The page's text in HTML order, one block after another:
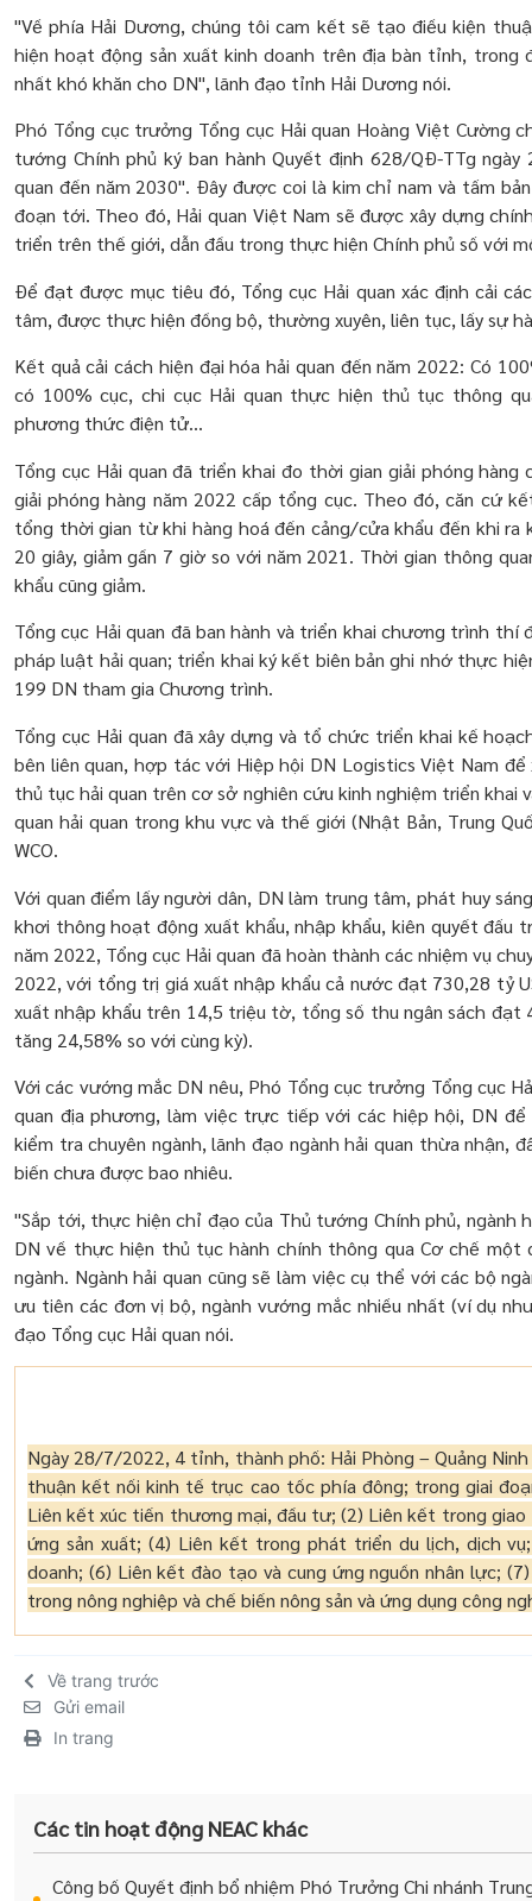
"Về phía Hải Dương, chúng tôi cam kết sẽ tạo điều kiện
hiện hoạt động sản xuất kinh doanh trên địa bàn tỉnh,
nhất khó khăn cho DN", lãnh đạo tỉnh Hải Dương nói.
Phó Tổng cục trưởng Tổng cục Hải quan Hoàng Việt Cường
tướng Chính phủ ký ban hành Quyết định 628/QĐ-TTg
quan đến năm 2030". Đây được coi là kim chỉ nam và tấm
đoạn tới. Theo đó, Hải quan Việt Nam sẽ được xây dựng
triển trên thế giới, dẫn đầu trong thực hiện Chính phủ số với
Để đạt được mục tiêu đó, Tổng cục Hải quan xác định cải
tâm, được thực hiện đồng bộ, thường xuyên, liên tục, lấy sự
Kết quả cải cách hiện đại hóa hải quan đến năm 2022: Có
có 100% cục, chi cục Hải quan thực hiện thủ tục thông
phương thức điện tử...
Tổng cục Hải quan đã triển khai đo thời gian giải phóng
giải phóng hàng năm 2022 cấp tổng cục. Theo đó, căn cứ
tổng thời gian từ khi hàng hoá đến cảng/cửa khẩu đến khi
20 giây, giảm gần 7 giờ so với năm 2021. Thời gian thông
khẩu cũng giảm.
Tổng cục Hải quan đã ban hành và triển khai chương trình
pháp luật hải quan; triển khai ký kết biên bản ghi nhớ thực
199 DN tham gia Chương trình.
Tổng cục Hải quan đã xây dựng và tổ chức triển khai kế
bên liên quan, hợp tác với Hiệp hội DN Logistics Việt Nam
thủ tục hải quan trên cơ sở nghiên cứu kinh nghiệm triển khai
quan hải quan trong khu vực và thế giới (Nhật Bản, Trung
WCO.
Với quan điểm lấy người dân, DN làm trung tâm, phát huy
khơi thông hoạt động xuất khẩu, nhập khẩu, kiên quyết đấu
năm 2022, Tổng cục Hải quan đã hoàn thành các nhiệm vụ
2022, với tổng trị giá xuất nhập khẩu cả nước đạt 730,28 tỷ
xuất nhập khẩu trên 14,5 triệu tờ, tổng số thu ngân sách
tăng 24,58% so với cùng kỳ).
Với các vướng mắc DN nêu, Phó Tổng cục trưởng Tổng cục
quan địa phương, làm việc trực tiếp với các hiệp hội, DN
kiểm tra chuyên ngành, lãnh đạo ngành hải quan thừa nhận,
biến chưa được bao nhiêu.
"Sắp tới, thực hiện chỉ đạo của Thủ tướng Chính phủ, ngành
DN về thực hiện thủ tục hành chính thông qua Cơ chế một
ngành. Ngành hải quan cũng sẽ làm việc cụ thể với các bộ
ưu tiên các đơn vị bộ, ngành vướng mắc nhiều nhất (ví dụ
đạo Tổng cục Hải quan nói.
Ngày 28/7/2022, 4 tỉnh, thành phố: Hải Phòng – Quảng
thuận kết nối kinh tế trục cao tốc phía đông; trong giai
Liên kết xúc tiến thương mại, đầu tư; (2) Liên kết trong
ứng sản xuất; (4) Liên kết trong phát triển du lịch, dịch
doanh; (6) Liên kết đào tạo và cung ứng nguồn nhân lực;
trong nông nghiệp và chế biến nông sản và ứng dụng công
Về trang trước
Gửi email
In trang
Các tin hoạt động NEAC khác
Công bố Quyết định bổ nhiệm Phó Trưởng Chi nhánh